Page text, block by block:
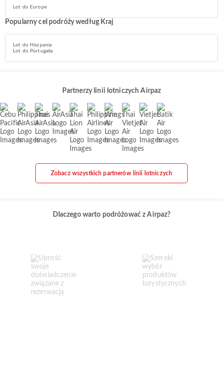
Lot do Europe
Popularny cel podróży według Kraj
Lot do Hiszpania
Lot do Portugalia
Partnerzy linii lotniczych Airpaz
Zobacz wszystkich partnerów linii lotniczych
Dlaczego warto podróżować z Airpaz?